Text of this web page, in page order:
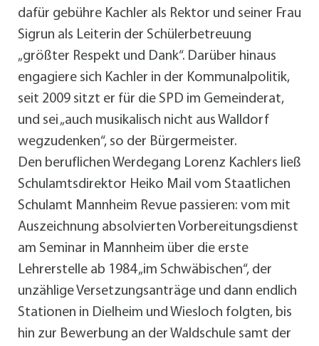
dafür gebühre Kachler als Rektor und seiner Frau
Sigrun als Leiterin der Schülerbetreuung
„größter Respekt und Dank“. Darüber hinaus
engagiere sich Kachler in der Kommunalpolitik,
seit 2009 sitzt er für die SPD im Gemeinderat,
und sei „auch musikalisch nicht aus Walldorf
wegzudenken“, so der Bürgermeister.
Den beruflichen Werdegang Lorenz Kachlers ließ
Schulamtsdirektor Heiko Mail vom Staatlichen
Schulamt Mannheim Revue passieren: vom mit
Auszeichnung absolvierten Vorbereitungsdienst
am Seminar in Mannheim über die erste
Lehrerstelle ab 1984 „im Schwäbischen“, der
unzählige Versetzungsanträge und dann endlich
Stationen in Dielheim und Wiesloch folgten, bis
hin zur Bewerbung an der Waldschule samt der